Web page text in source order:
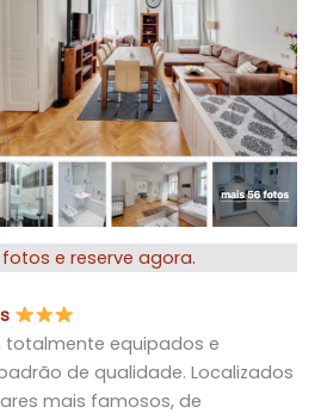
e reserve agora.
equipados e
de qualidade. Localizados
mais famosos, de